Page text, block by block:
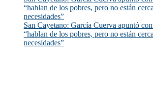
“hablan de los pobres, pero no están
necesidades”
San Cayetano: García Cuerva apuntó
“hablan de los pobres, pero no están
necesidades”